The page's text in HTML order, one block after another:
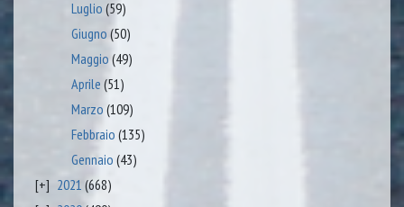
Luglio (59)
Giugno (50)
Maggio (49)
Aprile (51)
Marzo (109)
Febbraio (135)
Gennaio (43)
2021 (668)